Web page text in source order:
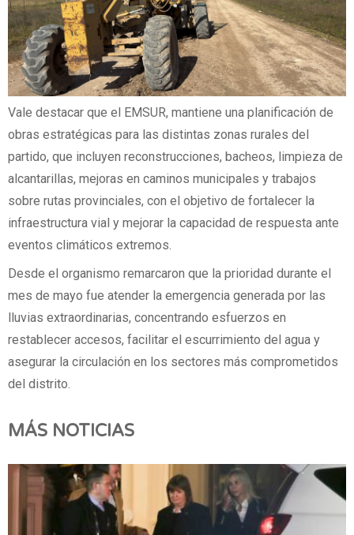
Vale destacar que el EMSUR, mantiene una planificación de
obras estratégicas para las distintas zonas rurales del
partido, que incluyen reconstrucciones, bacheos, limpieza de
alcantarillas, mejoras en caminos municipales y trabajos
sobre rutas provinciales, con el objetivo de fortalecer la
infraestructura vial y mejorar la capacidad de respuesta ante
eventos climáticos extremos.
Desde el organismo remarcaron que la prioridad durante el
mes de mayo fue atender la emergencia generada por las
lluvias extraordinarias, concentrando esfuerzos en
restablecer accesos, facilitar el escurrimiento del agua y
asegurar la circulación en los sectores más comprometidos
del distrito.
MÁS NOTICIAS